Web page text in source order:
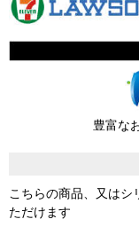
豊富な
こちらの商品、又はシ
ただけます